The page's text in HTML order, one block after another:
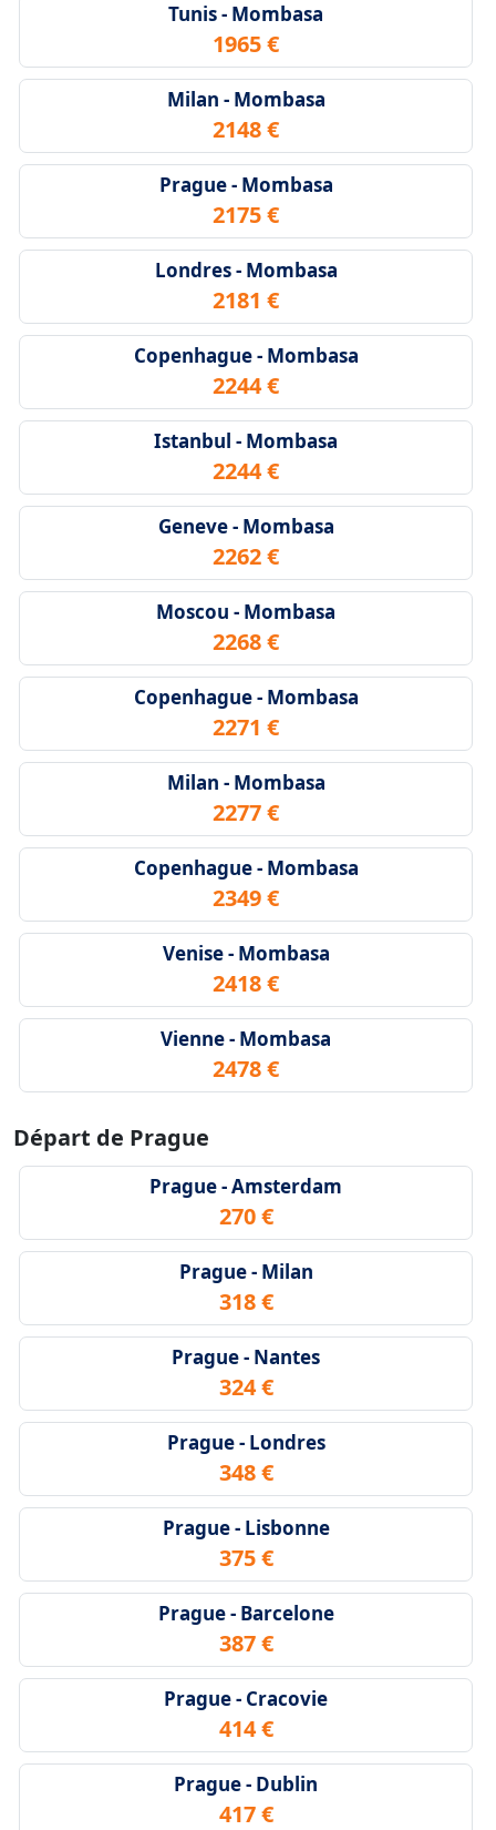
Tunis - Mombasa
1965 €
Milan - Mombasa
2148 €
Prague - Mombasa
2175 €
Londres - Mombasa
2181 €
Copenhague - Mombasa
2244 €
Istanbul - Mombasa
2244 €
Geneve - Mombasa
2262 €
Moscou - Mombasa
2268 €
Copenhague - Mombasa
2271 €
Milan - Mombasa
2277 €
Copenhague - Mombasa
2349 €
Venise - Mombasa
2418 €
Vienne - Mombasa
2478 €
Départ de Prague
Prague - Amsterdam
270 €
Prague - Milan
318 €
Prague - Nantes
324 €
Prague - Londres
348 €
Prague - Lisbonne
375 €
Prague - Barcelone
387 €
Prague - Cracovie
414 €
Prague - Dublin
417 €